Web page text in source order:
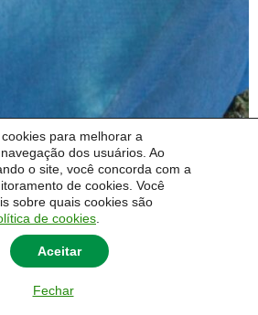
para melhorar a
dos usuários. Ao
o site, você concorda com a
de cookies. Você
sobre quais cookies são
de cookies
Aceitar
Fechar